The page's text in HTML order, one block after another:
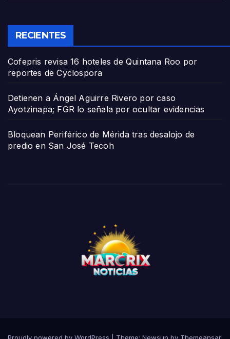
RECIENTES
Cofepris revisa 16 hoteles de Quintana Roo por
reportes de Cyclospora
Detienen a Ángel Aguirre Rivero por caso
Ayotzinapa; FGR lo señala por ocultar evidencias
Bloquean Periférico de Mérida tras desalojo de
predio en San José Tecoh
Proudly powered by WordPress Theme: Newsup by Themeansar.